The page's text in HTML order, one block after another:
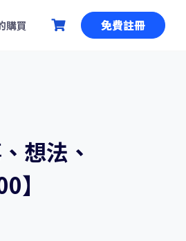
購買 免費註冊
想法、
】